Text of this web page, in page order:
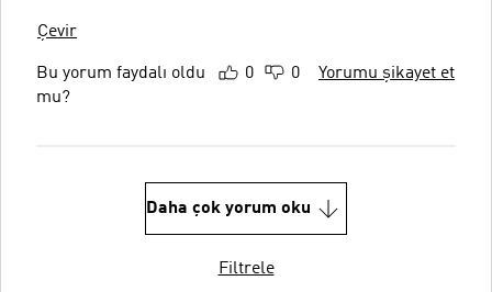
Çevir
Bu yorum faydalı oldu
mu?
0 0 Yorumu şikayet et
Daha çok yorum oku
Filtrele